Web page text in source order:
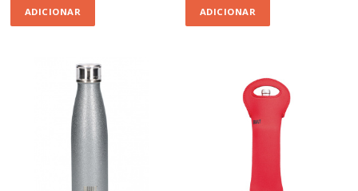
ADICIONAR ADICIONAR